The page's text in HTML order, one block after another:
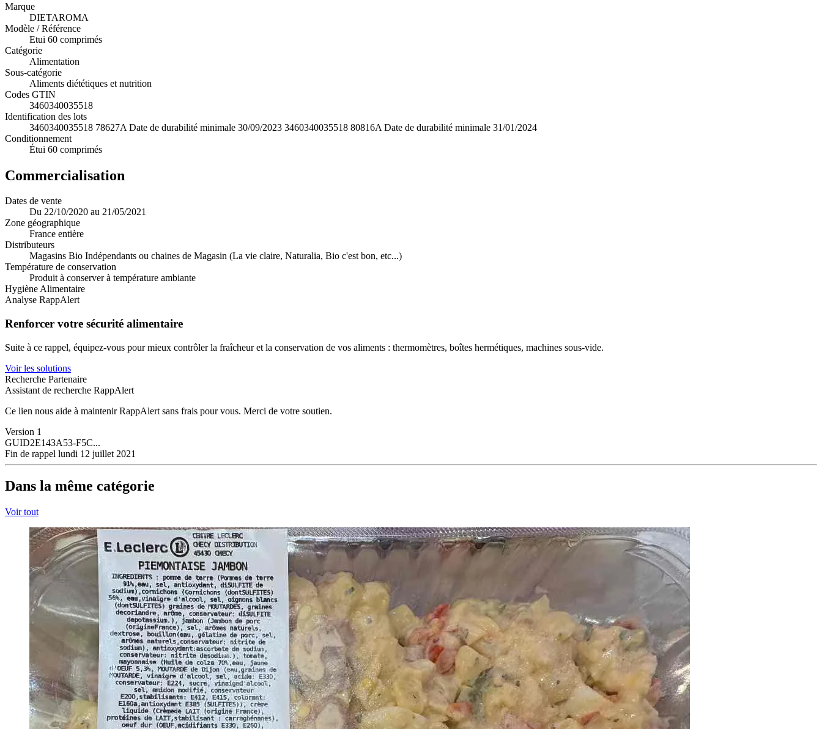
Marque
DIETAROMA
Modèle / Référence
Etui 60 comprimés
Catégorie
Alimentation
Sous-catégorie
Aliments diététiques et nutrition
Codes GTIN
3460340035518
Identification des lots
3460340035518 78627A Date de durabilité minimale 30/09/2023 3460340035518 80816A Date de durabilité minimale 31/01/2024
Conditionnement
Étui 60 comprimés
Commercialisation
Dates de vente
Du 22/10/2020 au 21/05/2021
Zone géographique
France entière
Distributeurs
Magasins Bio Indépendants ou chaines de Magasin (La vie claire, Naturalia, Bio c'est bon, etc...)
Température de conservation
Produit à conserver à température ambiante
Hygiène Alimentaire
Analyse RappAlert
Renforcer votre sécurité alimentaire
Suite à ce rappel, équipez-vous pour mieux contrôler la fraîcheur et la conservation de vos aliments : thermomètres, boîtes hermétiques, machines sous-vide.
Voir les solutions
Recherche Partenaire
Assistant de recherche RappAlert
Ce lien nous aide à maintenir RappAlert sans frais pour vous. Merci de votre soutien.
Version 1
GUID2E143A53-F5C...
Fin de rappel lundi 12 juillet 2021
Dans la même catégorie
Voir tout